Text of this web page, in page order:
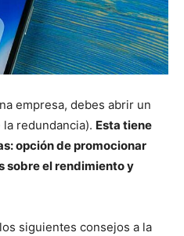
empresa, debes abrir un
redundancia). Esta tiene
opción de promocionar
sobre el rendimiento y
siguientes consejos a la